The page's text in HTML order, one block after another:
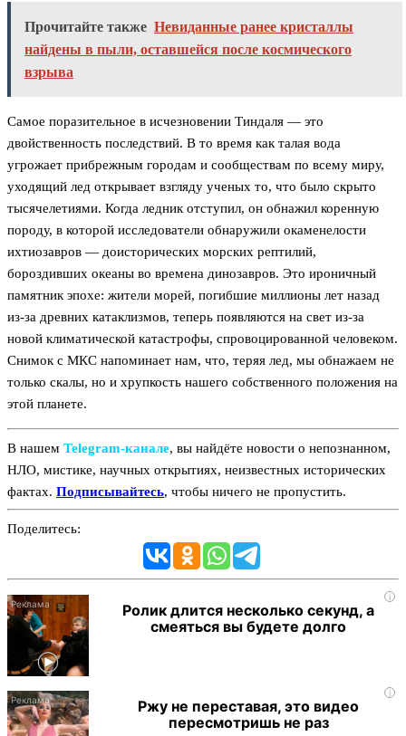
Прочитайте также Невиданные ранее кристаллы
найдены в пыли, оставшейся после космического
взрыва
Самое поразительное в исчезновении Тиндаля — это
двойственность последствий. В то время как талая вода
угрожает прибрежным городам и сообществам по всему миру,
уходящий лед открывает взгляду ученых то, что было скрыто
тысячелетиями. Когда ледник отступил, он обнажил коренную
породу, в которой исследователи обнаружили окаменелости
ихтиозавров — доисторических морских рептилий,
бороздивших океаны во времена динозавров. Это ироничный
памятник эпохе: жители морей, погибшие миллионы лет назад
из-за древних катаклизмов, теперь появляются на свет из-за
новой климатической катастрофы, спровоцированной человеком.
Снимок с МКС напоминает нам, что, теряя лед, мы обнажаем не
только скалы, но и хрупкость нашего собственного положения на
этой планете.
В нашем Telegram‑канале, вы найдёте новости о непознанном,
НЛО, мистике, научных открытиях, неизвестных исторических
фактах. Подписывайтесь, чтобы ничего не пропустить.
Поделитесь:
i
Ролик длится несколько секунд, а
смеяться вы будете долго
i
Ржу не переставая, это видео
пересмотришь не раз